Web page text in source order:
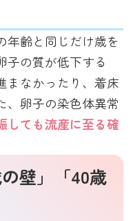
年齢と同じだけ歳を
子の質が低下する
まなかったり、着床
、卵子の染色体異常
しても流産に至る確
壁」「40歳